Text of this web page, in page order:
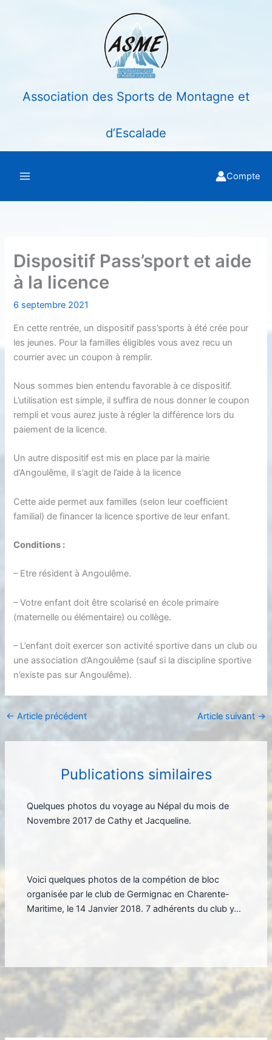
Association des Sports de Montagne et
d’Escalade
Compte
Dispositif Pass’sport et aide
à la licence
6 septembre 2021
En cette rentrée, un dispositif pass’sports à été crée pour
les jeunes. Pour la familles éligibles vous avez recu un
courrier avec un coupon à remplir.
Nous sommes bien entendu favorable à ce dispositif.
L’utilisation est simple, il suffira de nous donner le coupon
rempli et vous aurez juste à régler la différence lors du
paiement de la licence.
Un autre dispositif est mis en place par la mairie
d’Angoulême, il s’agit de l’aide à la licence
Cette aide permet aux familles (selon leur coefficient
familial) de financer la licence sportive de leur enfant.
Conditions :
– Etre résident à Angoulême.
– Votre enfant doit être scolarisé en école primaire
(maternelle ou élémentaire) ou collège.
– L’enfant doit exercer son activité sportive dans un club ou
une association d’Angoulême (sauf si la discipline sportive
n’existe pas sur Angoulême).
← Article précédent Article suivant →
Publications similaires
Quelques photos du voyage au Népal du mois de
Novembre 2017 de Cathy et Jacqueline.
Voici quelques photos de la compétion de bloc
organisée par le club de Germignac en Charente-
Maritime, le 14 Janvier 2018. 7 adhérents du club y…